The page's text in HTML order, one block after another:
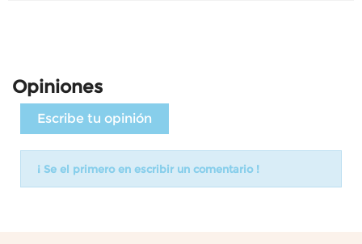
Opiniones
Escribe tu opinión
¡ Se el primero en escribir un comentario !